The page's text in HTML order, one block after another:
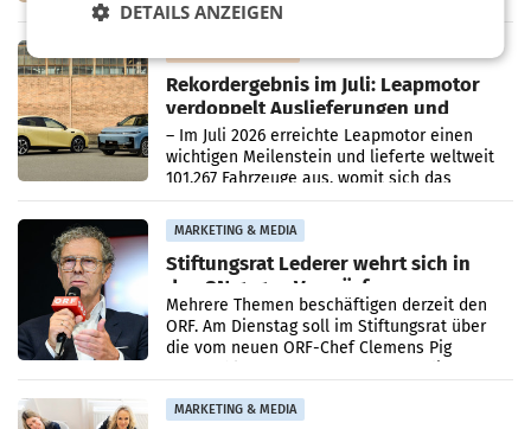
kartellrechtlich freigegeben: Die
Rekordergebnis im Juli: Leapmotor
verdoppelt Auslieferungen und
überschreitet die 100.000er-Marke
– Im Juli 2026 erreichte Leapmotor einen
wichtigen Meilenstein und lieferte weltweit
101.267 Fahrzeuge aus, womit sich das
Ergebnis gegenüber Juli 2025 mehr als
verdoppelte (+102
MARKETING & MEDIA
Stiftungsrat Lederer wehrt sich in
den SN gegen Vorwürfe
Mehrere Themen beschäftigen derzeit den
ORF. Am Dienstag soll im Stiftungsrat über
die vom neuen ORF-Chef Clemens Pig
MARKETING & MEDIA
DETAILS ANZEIGEN